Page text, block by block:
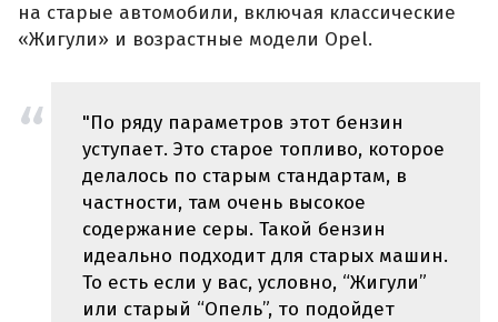
на старые автомобили, включая классические
«Жигули» и возрастные модели Opel.
"По ряду параметров этот бензин
уступает. Это старое топливо, которое
делалось по старым стандартам, в
частности, там очень высокое
содержание серы. Такой бензин
идеально подходит для старых машин.
То есть если у вас, условно, “Жигули”
или старый “Опель”, то подойдет